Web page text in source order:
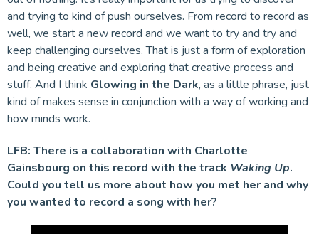
and trying to kind of push ourselves. From record to record as
well, we start a new record and we want to try and try and
keep challenging ourselves. That is just a form of exploration
and being creative and exploring that creative process and
stuff. And I think Glowing in the Dark, as a little phrase, just
kind of makes sense in conjunction with a way of working and
how minds work.
LFB: There is a collaboration with Charlotte
Gainsbourg on this record with the track Waking Up.
Could you tell us more about how you met her and why
you wanted to record a song with her?